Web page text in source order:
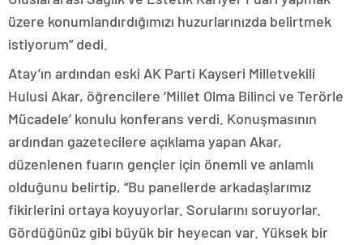
üzere konumlandırdığımızı huzurlarınızda belirtmek
istiyorum” dedi.
Atay’ın ardından eski AK Parti Kayseri Milletvekili
Hulusi Akar, öğrencilere ‘Millet Olma Bilinci ve Terörle
Mücadele’ konulu konferans verdi. Konuşmasının
ardından gazetecilere açıklama yapan Akar,
düzenlenen fuarın gençler için önemli ve anlamlı
olduğunu belirtip, “Bu panellerde arkadaşlarımız
fikirlerini ortaya koyuyorlar. Sorularını soruyorlar.
Gördüğünüz gibi büyük bir heyecan var. Yüksek bir